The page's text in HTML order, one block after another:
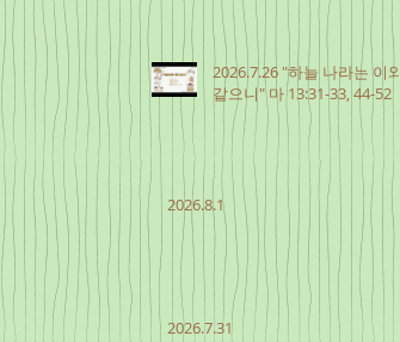
2026.7.26 "하늘 나라는 이와
같으니" 마 13:31-33, 44-52
2026.8.1
2026.7.31